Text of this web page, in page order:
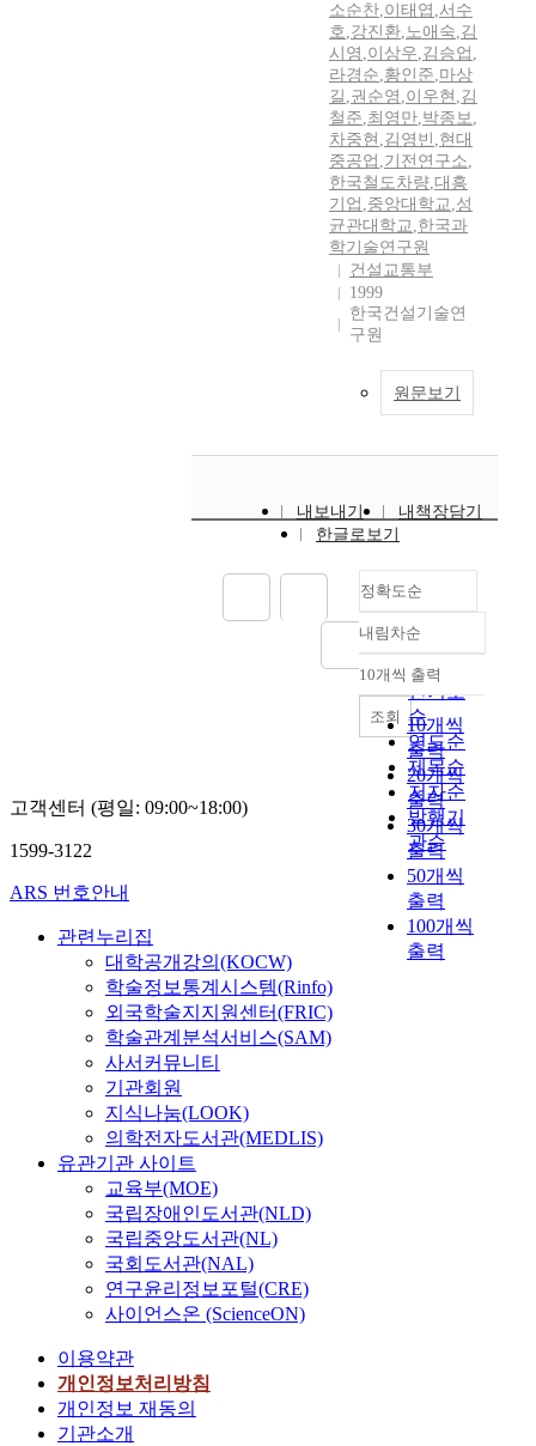
소순찬,이태엽 ,서수
호,강진환,노애숙,김
시영 ,이상우,김승업 ,
라경순,황인준,마상
길 ,권순영 ,이우현 ,김
철준,최영만,박종보,
차중현 ,김영빈 ,현대
중공업 ,기전연구소,
한국철도차량,대흥
기업 ,중앙대학교,성
균관대학교,한국과
학기술연구원
건설교통부
1999
한국건설기술연
구원
원문보기
내보내기
내책장담기
한글로보기
정확도순
정확도
순
인기도
순
연도순
제목순
저자순
발행기
관순
내림차순
내림차순
10개씩 출력
10개씩
출력
20개씩
출력
30개씩
출력
50개씩
출력
100개씩
출력
조회
고객센터 (평일: 09:00~18:00)
1599-3122
ARS 번호안내
관련누리집
대학공개강의(KOCW)
학술정보통계시스템(Rinfo)
외국학술지지원센터(FRIC)
학술관계분석서비스(SAM)
사서커뮤니티
기관회원
지식나눔(LOOK)
의학전자도서관(MEDLIS)
유관기관 사이트
교육부(MOE)
국립장애인도서관(NLD)
국립중앙도서관(NL)
국회도서관(NAL)
연구윤리정보포털(CRE)
사이언스온 (ScienceON)
이용약관
개인정보처리방침
개인정보 재동의
기관소개